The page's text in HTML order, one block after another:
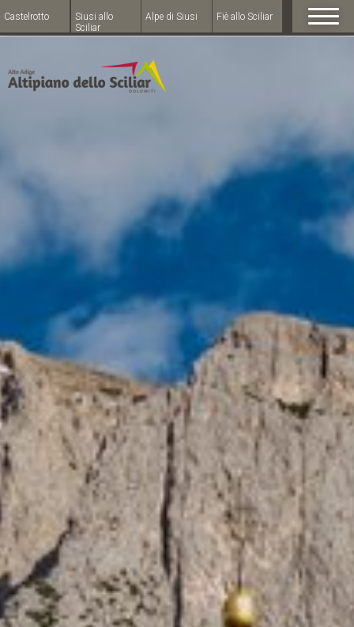
Castelrotto
Siusi allo
Sciliar
Alpe di Siusi Fiè allo Sciliar